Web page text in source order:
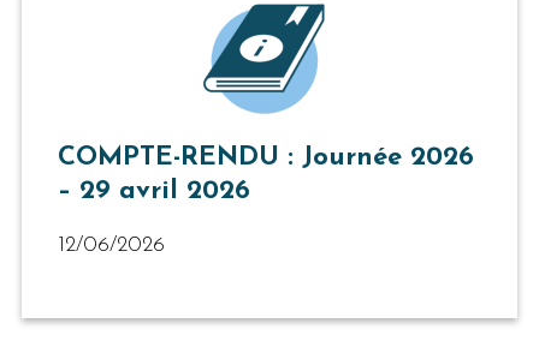
COMPTE-RENDU : Journée 2026
– 29 avril 2026
12/06/2026